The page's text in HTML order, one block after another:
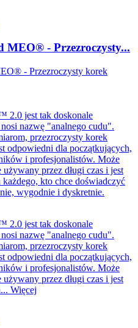
- Przezroczysty...
2.0 jest tak doskonale
nazwę "analnego cudu".
przezroczysty korek
odpowiedni dla początkujących,
i profesjonalistów. Może
przez długi czas i jest
kto chce doświadczyć
wygodnie i dyskretnie.
2.0 jest tak doskonale
nazwę "analnego cudu".
przezroczysty korek
odpowiedni dla początkujących,
i profesjonalistów. Może
przez długi czas i jest
Więcej